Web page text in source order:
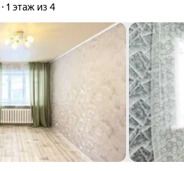
1 этаж из 4